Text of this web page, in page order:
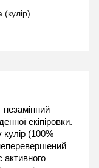
(кулір)
екіпіровки.
кулір (100%
активного